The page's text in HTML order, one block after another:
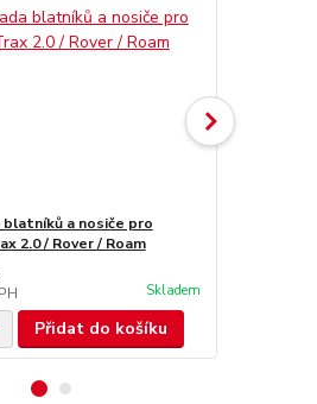
blatníků a nosiče pro
2.0 / Rover / Roam
Skladem
Přidat do košíku